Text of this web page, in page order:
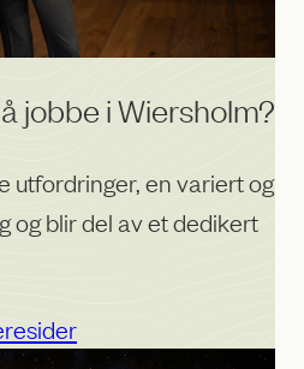
jobbe i Wiersholm?
utfordringer, en variert og
og blir del av et dedikert